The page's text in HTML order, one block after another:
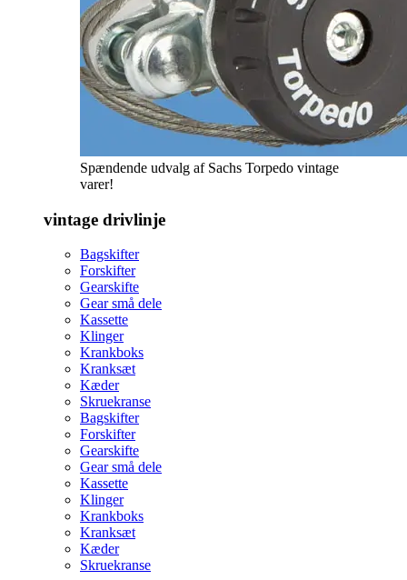
Spændende udvalg af Sachs Torpedo vintage
varer!
vintage drivlinje
Bagskifter
Forskifter
Gearskifte
Gear små dele
Kassette
Klinger
Krankboks
Kranksæt
Kæder
Skruekranse
Bagskifter
Forskifter
Gearskifte
Gear små dele
Kassette
Klinger
Krankboks
Kranksæt
Kæder
Skruekranse